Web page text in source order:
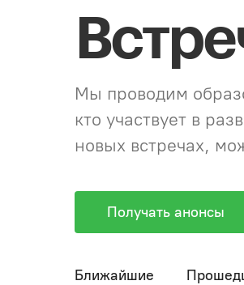
Мы проводим
кто участвует в
новых встречах,
Получать анонсы
Ближайшие